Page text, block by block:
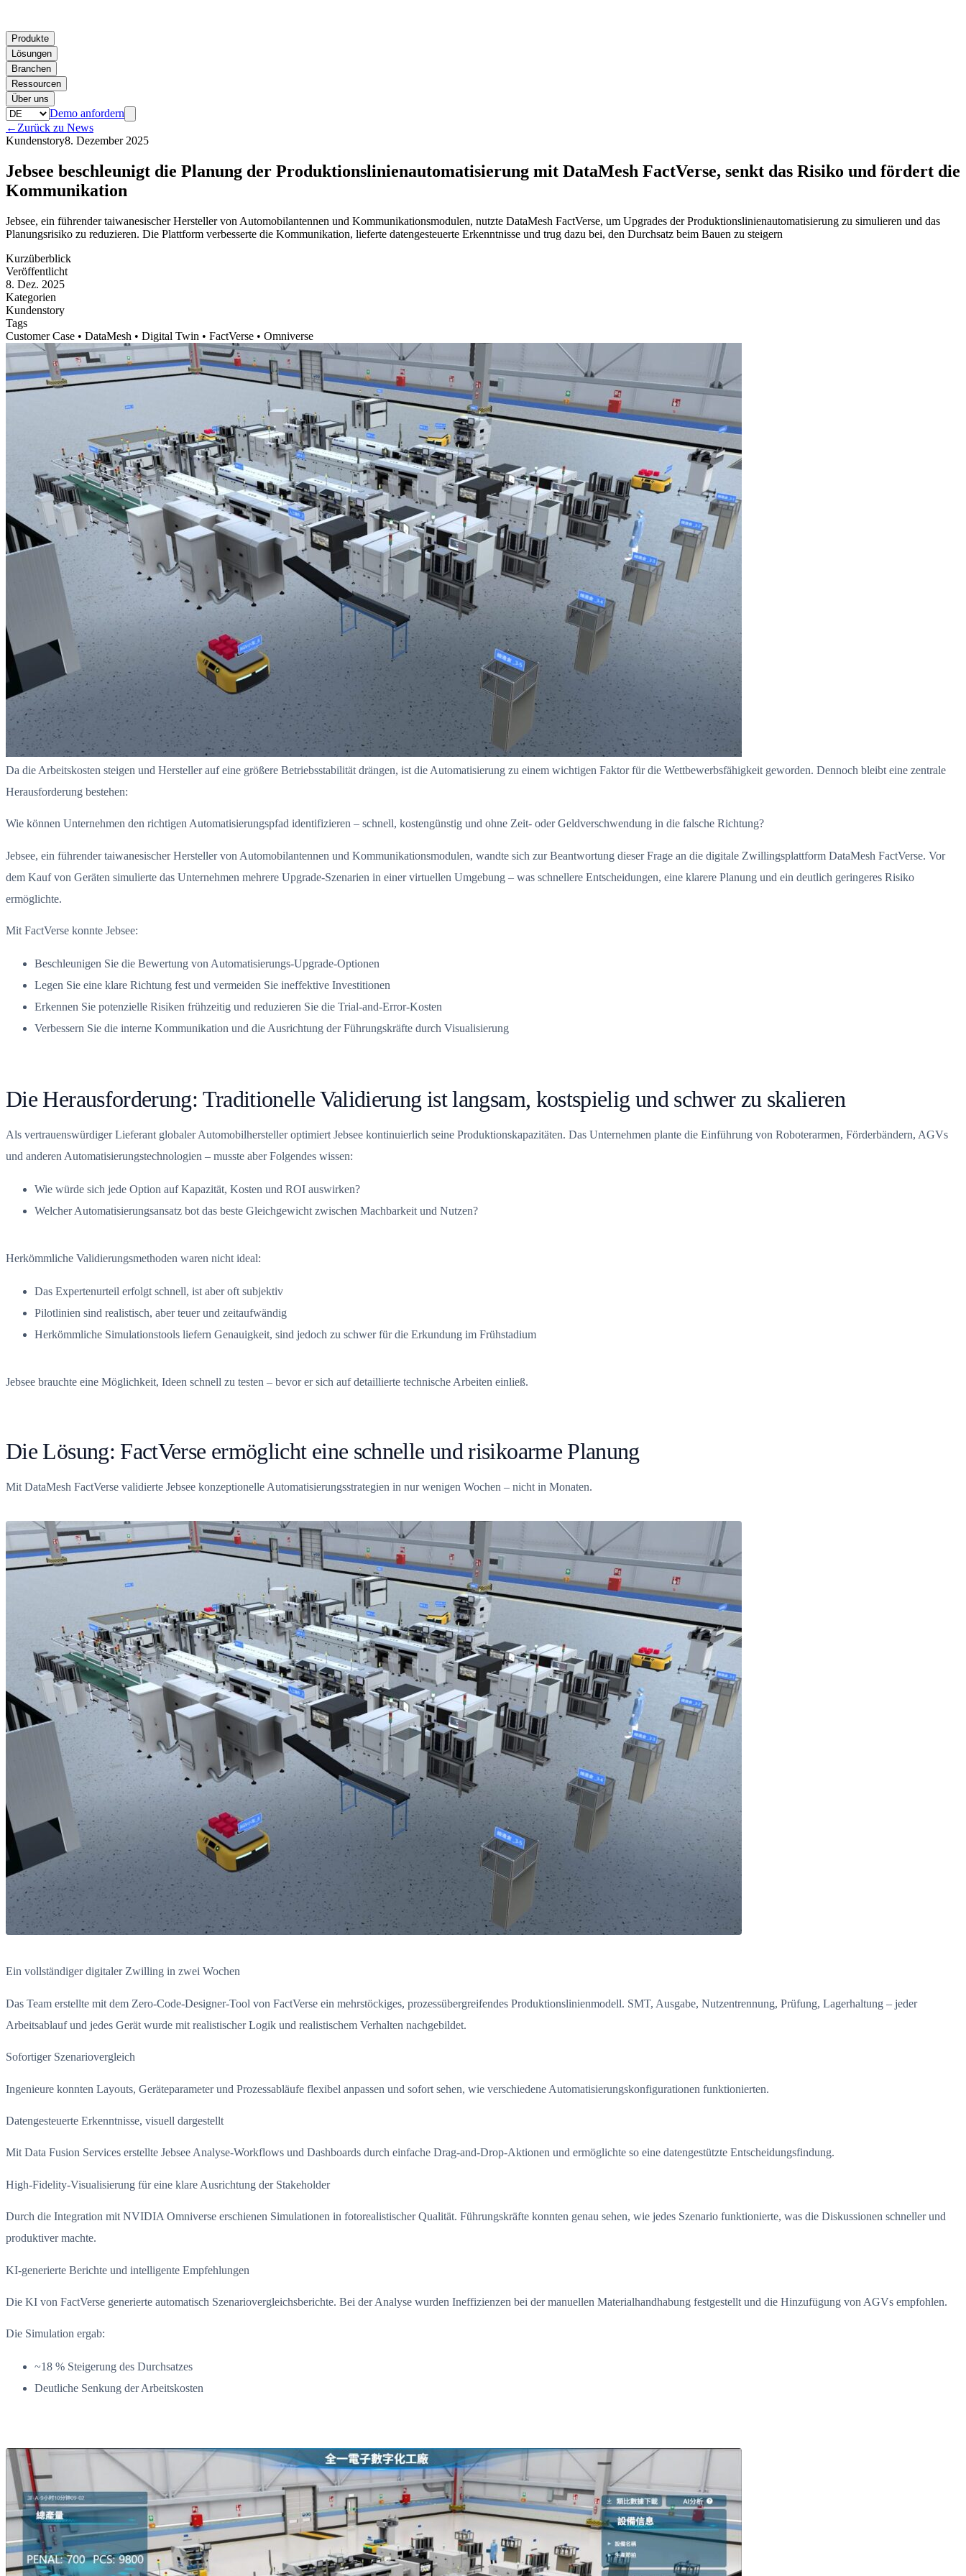
Produkte
Lösungen
Branchen
Ressourcen
Über uns
Demo anfordern
← Zurück zu News
Kundenstory8. Dezember 2025
Jebsee beschleunigt die Planung der Produktionslinienautomatisierung mit DataMesh FactVerse, senkt das Risiko und fördert die
Kommunikation
Jebsee, ein führender taiwanesischer Hersteller von Automobilantennen und Kommunikationsmodulen, nutzte DataMesh FactVerse, um Upgrades der Produktionslinienautomatisierung zu simulieren und das
Planungsrisiko zu reduzieren. Die Plattform verbesserte die Kommunikation, lieferte datengesteuerte Erkenntnisse und trug dazu bei, den Durchsatz beim Bauen zu steigern
Kurzüberblick
Veröffentlicht
8. Dez. 2025
Kategorien
Kundenstory
Tags
Customer Case • DataMesh • Digital Twin • FactVerse • Omniverse
Da die Arbeitskosten steigen und Hersteller auf eine größere Betriebsstabilität drängen, ist die Automatisierung zu einem wichtigen Faktor für die Wettbewerbsfähigkeit geworden. Dennoch bleibt eine zentrale
Herausforderung bestehen:
Wie können Unternehmen den richtigen Automatisierungspfad identifizieren – schnell, kostengünstig und ohne Zeit- oder Geldverschwendung in die falsche Richtung?
Jebsee, ein führender taiwanesischer Hersteller von Automobilantennen und Kommunikationsmodulen, wandte sich zur Beantwortung dieser Frage an die digitale Zwillingsplattform DataMesh FactVerse. Vor
dem Kauf von Geräten simulierte das Unternehmen mehrere Upgrade-Szenarien in einer virtuellen Umgebung – was schnellere Entscheidungen, eine klarere Planung und ein deutlich geringeres Risiko
ermöglichte.
Mit FactVerse konnte Jebsee:
Beschleunigen Sie die Bewertung von Automatisierungs-Upgrade-Optionen
Legen Sie eine klare Richtung fest und vermeiden Sie ineffektive Investitionen
Erkennen Sie potenzielle Risiken frühzeitig und reduzieren Sie die Trial-and-Error-Kosten
Verbessern Sie die interne Kommunikation und die Ausrichtung der Führungskräfte durch Visualisierung
Die Herausforderung: Traditionelle Validierung ist langsam, kostspielig und schwer zu skalieren
Als vertrauenswürdiger Lieferant globaler Automobilhersteller optimiert Jebsee kontinuierlich seine Produktionskapazitäten. Das Unternehmen plante die Einführung von Roboterarmen, Förderbändern, AGVs
und anderen Automatisierungstechnologien – musste aber Folgendes wissen:
Wie würde sich jede Option auf Kapazität, Kosten und ROI auswirken?
Welcher Automatisierungsansatz bot das beste Gleichgewicht zwischen Machbarkeit und Nutzen?
Herkömmliche Validierungsmethoden waren nicht ideal:
Das Expertenurteil erfolgt schnell, ist aber oft subjektiv
Pilotlinien sind realistisch, aber teuer und zeitaufwändig
Herkömmliche Simulationstools liefern Genauigkeit, sind jedoch zu schwer für die Erkundung im Frühstadium
Jebsee brauchte eine Möglichkeit, Ideen schnell zu testen – bevor er sich auf detaillierte technische Arbeiten einließ.
Die Lösung: FactVerse ermöglicht eine schnelle und risikoarme Planung
Mit DataMesh FactVerse validierte Jebsee konzeptionelle Automatisierungsstrategien in nur wenigen Wochen – nicht in Monaten.
Ein vollständiger digitaler Zwilling in zwei Wochen
Das Team erstellte mit dem Zero-Code-Designer-Tool von FactVerse ein mehrstöckiges, prozessübergreifendes Produktionslinienmodell. SMT, Ausgabe, Nutzentrennung, Prüfung, Lagerhaltung – jeder
Arbeitsablauf und jedes Gerät wurde mit realistischer Logik und realistischem Verhalten nachgebildet.
Sofortiger Szenariovergleich
Ingenieure konnten Layouts, Geräteparameter und Prozessabläufe flexibel anpassen und sofort sehen, wie verschiedene Automatisierungskonfigurationen funktionierten.
Datengesteuerte Erkenntnisse, visuell dargestellt
Mit Data Fusion Services erstellte Jebsee Analyse-Workflows und Dashboards durch einfache Drag-and-Drop-Aktionen und ermöglichte so eine datengestützte Entscheidungsfindung.
High-Fidelity-Visualisierung für eine klare Ausrichtung der Stakeholder
Durch die Integration mit NVIDIA Omniverse erschienen Simulationen in fotorealistischer Qualität. Führungskräfte konnten genau sehen, wie jedes Szenario funktionierte, was die Diskussionen schneller und
produktiver machte.
KI-generierte Berichte und intelligente Empfehlungen
Die KI von FactVerse generierte automatisch Szenariovergleichsberichte. Bei der Analyse wurden Ineffizienzen bei der manuellen Materialhandhabung festgestellt und die Hinzufügung von AGVs empfohlen.
Die Simulation ergab:
~18 % Steigerung des Durchsatzes
Deutliche Senkung der Arbeitskosten